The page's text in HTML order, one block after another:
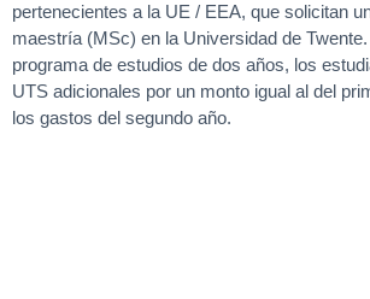
pertenecientes a la UE / EEA, que solicitan
maestría (MSc) en la Universidad de
programa de estudios de dos años, los
UTS adicionales por un monto igual al del
los gastos del segundo año.